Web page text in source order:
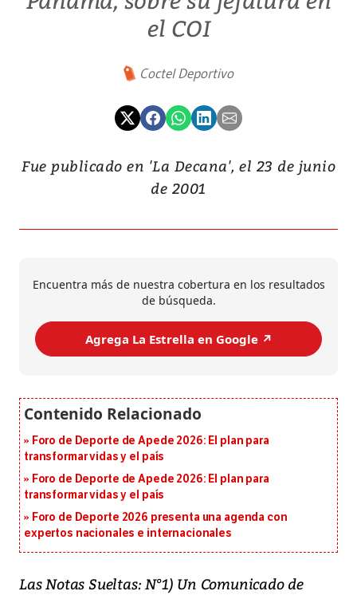
el COI
Coctel Deportivo
Fue publicado en 'La Decana', el 23 de junio
de 2001
Encuentra más de nuestra cobertura en los resultados
de búsqueda.
Agrega La Estrella en Google ↗️
Foro de Deporte de Apede 2026: El plan para
transformar vidas y el país
Foro de Deporte de Apede 2026: El plan para
transformar vidas y el país
Foro de Deporte 2026 presenta una agenda con
expertos nacionales e internacionales
Las Notas Sueltas: N°1) Un Comunicado de